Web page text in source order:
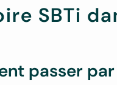
SBTi
passer par